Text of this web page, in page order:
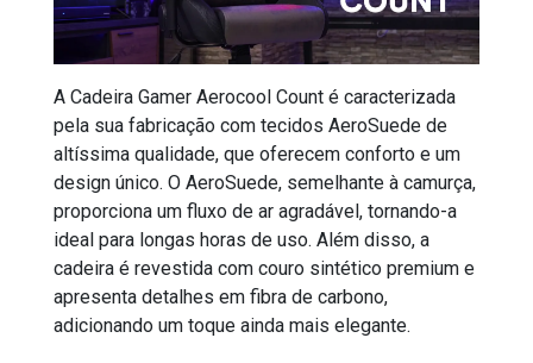
A Cadeira Gamer Aerocool Count é caracterizada
pela sua fabricação com tecidos AeroSuede de
altíssima qualidade, que oferecem conforto e um
design único. O AeroSuede, semelhante à camurça,
proporciona um fluxo de ar agradável, tornando-a
ideal para longas horas de uso. Além disso, a
cadeira é revestida com couro sintético premium e
apresenta detalhes em fibra de carbono,
adicionando um toque ainda mais elegante.